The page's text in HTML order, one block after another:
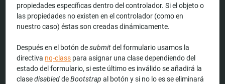
propiedades específicas dentro del controlador. Si el objeto o
las propiedades no existen en el controlador (como en
nuestro caso) éstas son creadas dinámicamente.
Después en el botón desubmitdel formulario usamos la
directiva ng-class para asignar una clase dependiendo del
estado del formulario, si este último es inválido se añadirá la
clasedisableddeBootstrap al botón y si no lo es se eliminará